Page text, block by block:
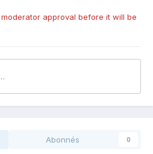
approval before it will be
Abonnés 0